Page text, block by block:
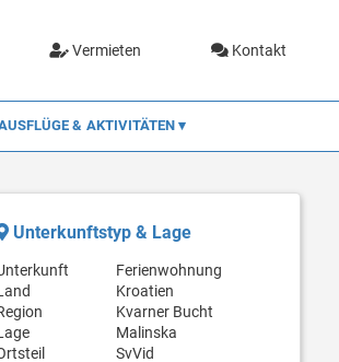
Vermieten Kontakt
& AKTIVITÄTEN
Unterkunftstyp & Lage
Ferienwohnung
Kroatien
Kvarner Bucht
Malinska
SvVid